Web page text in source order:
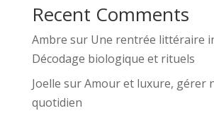
Recent Comments
Ambre sur Une rentrée littéraire
Décodage biologique et rituels
Joelle surAmour et luxure, gérer
quotidien